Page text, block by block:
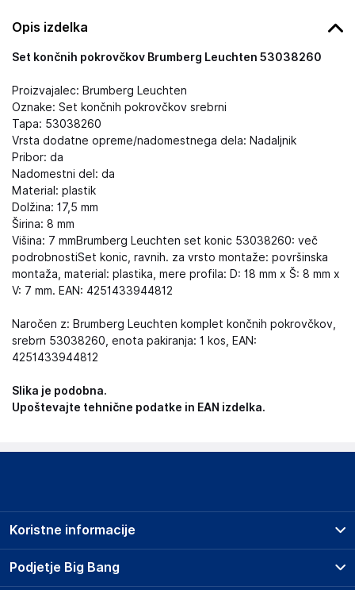
Opis izdelka
Set končnih pokrovčkov Brumberg Leuchten 53038260
Proizvajalec: Brumberg Leuchten
Oznake: Set končnih pokrovčkov srebrni
Tapa: 53038260
Vrsta dodatne opreme/nadomestnega dela: Nadaljnik
Pribor: da
Nadomestni del: da
Material: plastik
Dolžina: 17,5 mm
Širina: 8 mm
Višina: 7 mmBrumberg Leuchten set konic 53038260: več
podrobnostiSet konic, ravnih. za vrsto montaže: površinska
montaža, material: plastika, mere profila: D: 18 mm x Š: 8 mm x
V: 7 mm. EAN: 4251433944812
Naročen z: Brumberg Leuchten komplet končnih pokrovčkov,
srebrn 53038260, enota pakiranja: 1 kos, EAN:
4251433944812
Slika je podobna.
Upoštevajte tehnične podatke in EAN izdelka.
Podjetje Big Bang
Koristne informacije
Prodajna mesta